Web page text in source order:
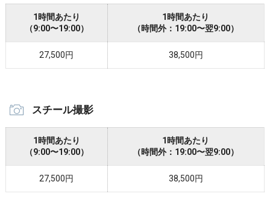
1時間あたり
（9:00〜19:00）
1時間あたり
（時間外：19:00〜翌9:00）
27,500円 38,500円
スチール撮影
1時間あたり
（9:00〜19:00）
1時間あたり
（時間外：19:00〜翌9:00）
27,500円 38,500円